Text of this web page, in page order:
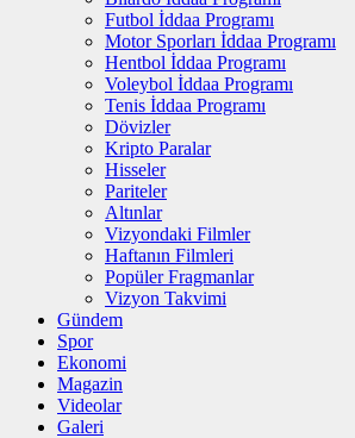
Futbol İddaa Programı
Motor Sporları İddaa Programı
Hentbol İddaa Programı
Voleybol İddaa Programı
Tenis İddaa Programı
Dövizler
Kripto Paralar
Hisseler
Pariteler
Altınlar
Vizyondaki Filmler
Haftanın Filmleri
Popüler Fragmanlar
Vizyon Takvimi
Gündem
Spor
Ekonomi
Magazin
Videolar
Galeri